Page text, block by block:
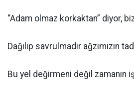
“Adam olmaz korkaktan” diyor,
Dağılıp savrulmadır ağzımızın
Bu yel değirmeni değil zamanın